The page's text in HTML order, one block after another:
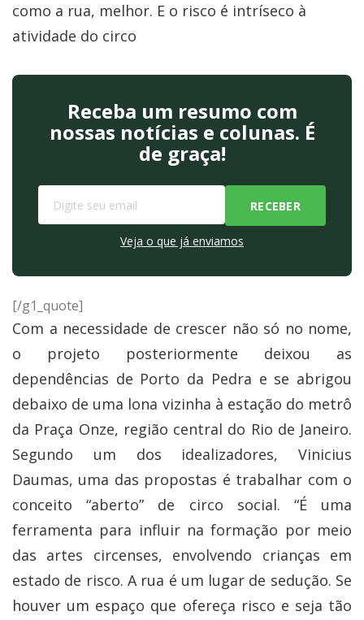
como a rua, melhor. E o risco é intríseco à
atividade do circo
Receba um resumo com
nossas notícias e colunas. É
de graça!
Veja o que já enviamos
[/g1_quote]
Com a necessidade de crescer não só no nome,
o projeto posteriormente deixou as
dependências de Porto da Pedra e se abrigou
debaixo de uma lona vizinha à estação do metrô
da Praça Onze, região central do Rio de Janeiro.
Segundo um dos idealizadores, Vinicius
Daumas, uma das propostas é trabalhar com o
conceito “aberto” de circo social. “É uma
ferramenta para influir na formação por meio
das artes circenses, envolvendo crianças em
estado de risco. A rua é um lugar de sedução. Se
houver um espaço que ofereça risco e seja tão